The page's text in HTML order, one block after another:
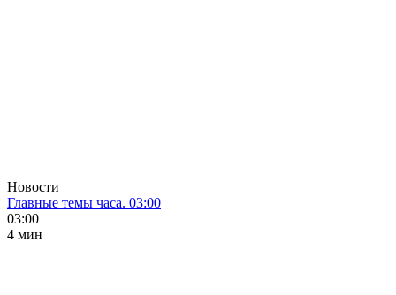
Новости
Главные темы часа. 03:00
03:00
4 мин